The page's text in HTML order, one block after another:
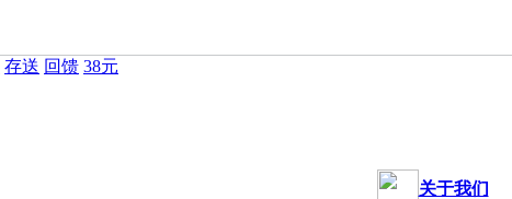
存送 回馈 38元
关于我们